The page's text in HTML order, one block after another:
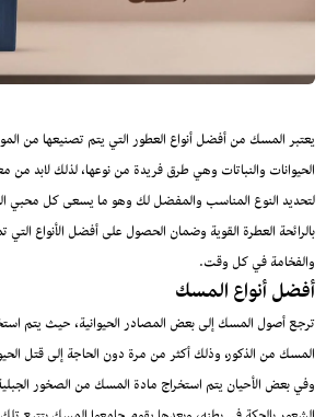
يعتبر المسك من أفضل أنواع العطور التي يتم تصنيعها من
الحيوانات والنباتات وهي طرق فريدة من نوعها، لذلك لابد من
لتحديد النوع المناسب والمفضل لك وهو ما يسعى كل محبي
بالرائحة العطرة القوية وضمان الحصول على أفضل الأنواع التي
والفخامة في كل وقت.
أفضل أنواع المسك
ترجع أصول المسك إلى بعض المصادر الحيوانية، حيث يتم
المسك من الذكور، وذلك أكثر من مرة دون الحاجة إلى قتل
وفي بعض الأحيان يتم استخراج مادة المسك من الصخور الجبلية